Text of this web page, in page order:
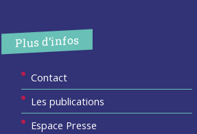
Plus d’infos
Contact
Les publications
Espace Presse